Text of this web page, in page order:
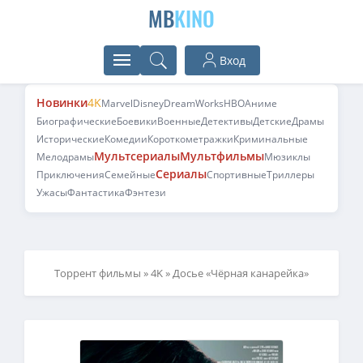
MBKINO
Вход
Новинки4KMarvelDisneyDreamWorksHBOАниме
БиографическиеБоевикиВоенныеДетективыДетскиеДрамы
ИсторическиеКомедииКороткометражкиКриминальные
МелодрамыМультсериалыМультфильмыМюзиклы
ПриключенияСемейныеСериалыСпортивныеТриллеры
УжасыФантастикаФэнтези
Торрент фильмы »4K» Досье «Чёрная канарейка»